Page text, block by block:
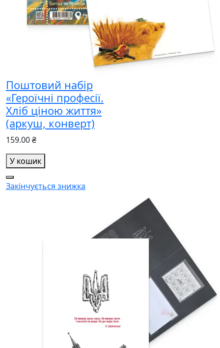
Поштовий набір
«Героїчні професії.
Хліб ціною життя»
(аркуш, конверт)
159.00 ₴
У кошик
Закінчується знижка